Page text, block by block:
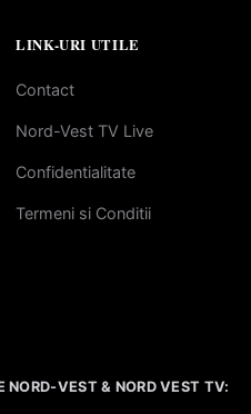
LINK-URI UTILE
Contact
Nord-Vest TV Live
Confidentialitate
Termeni si Conditii
NORD-VEST & NORD VEST TV: